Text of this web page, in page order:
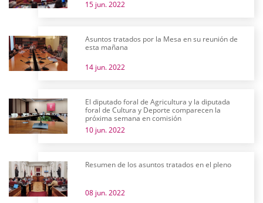
15 jun. 2022
Asuntos tratados por la Mesa en su reunión de
esta mañana
14 jun. 2022
El diputado foral de Agricultura y la diputada
foral de Cultura y Deporte comparecen la
próxima semana en comisión
10 jun. 2022
Resumen de los asuntos tratados en el pleno
08 jun. 2022